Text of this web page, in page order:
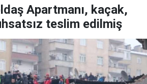
Apartmanı, kaçak,
teslim edilmiş